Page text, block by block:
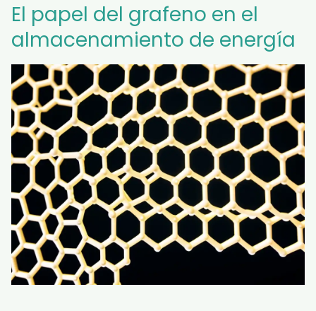
El papel del grafeno en el
almacenamiento de energía